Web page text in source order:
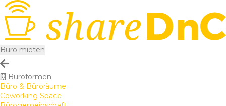
Büro mieten
Büroformen
Büro & Büroräume
Coworking Space